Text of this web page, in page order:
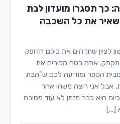
כך תסגרו מועדון לבת
את כל השכבה
לציון שתדהים את כולם הדופק
אתם בטח מכירים את
הספר ומודיעה לכם ש"הבת
אבל אני רוצה משהו אחר
לגמרי". הפקת אירוע לגיל 12 כיום היא כבר מזמן לא עוד מסיבה
[…]